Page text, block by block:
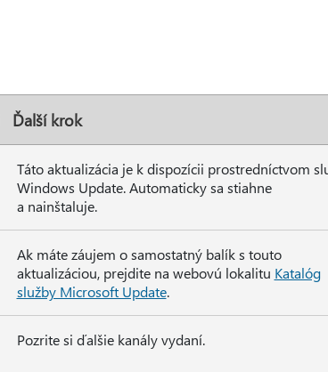
Ďalší krok
Táto aktualizácia je k dispozícii prostredníctvom
Windows Update. Automaticky sa stiahne
a nainštaluje.
Ak máte záujem o samostatný balík s touto
aktualizáciou, prejdite na webovú lokalitu Katalóg
služby Microsoft Update.
Pozrite si ďalšie kanály vydaní.